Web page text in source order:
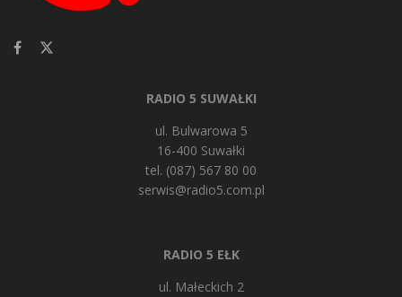
RADIO 5 SUWAŁKI
ul. Bulwarowa 5
16-400 Suwałki
tel. (087) 567 80 00
serwis@radio5.com.pl
RADIO 5 EŁK
ul. Małeckich 2